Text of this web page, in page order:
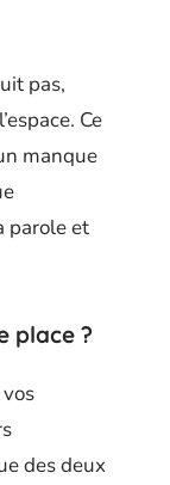
pas,
Ce
manque
parole et
place ?
des deux